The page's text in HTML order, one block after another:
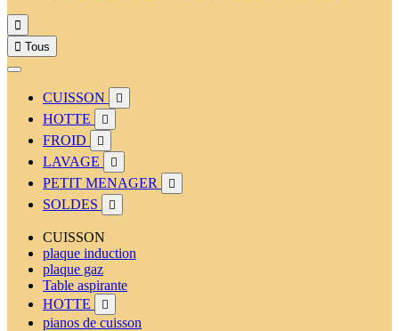

 Tous
CUISSON 
HOTTE 
FROID 
LAVAGE 
PETIT MENAGER 
SOLDES 
CUISSON
plaque induction
plaque gaz
Table aspirante
HOTTE

pianos de cuisson